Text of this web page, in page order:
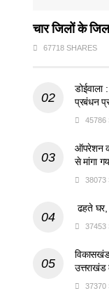
चार जिलों के
67718 SHARES
प्रबंधन
45786
ऑपरेशन
से मांगा
38073
ढहते घर,
37453
विकासखंड
उत्तराखंड
37370